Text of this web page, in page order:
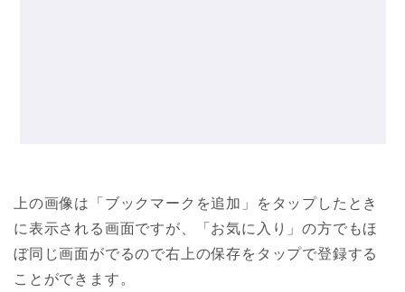
上の画像は「ブックマークを追加」をタップしたとき
に表示される画面ですが、「お気に入り」の方でもほ
ぼ同じ画面がでるので右上の保存をタップで登録する
ことができます。